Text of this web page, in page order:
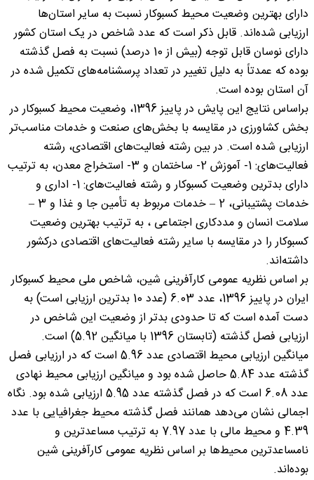
دارای بهترین وضعیت محیط کسب‏وکار نسبت به سایر استان‌ها
ارزیابی شده‌اند. قابل ذکر است که عدد شاخص در یک استان کشور
دارای نوسان قابل توجه (بیش از 10 درصد) نسبت به فصل گذشته
بوده که عمدتاً به دلیل تغییر در تعداد پرسشنامه‌های تکمیل شده در
آن استان‌ بوده است.
براساس نتایج این پایش در پاییز 1396، وضعیت محیط کسب‏وکار در
بخش کشاورزی در مقایسه با بخش‌های صنعت و خدمات مناسب‌تر
ارزیابی شده است. در بین رشته فعالیت‌های اقتصادی، رشته
فعالیت‌های: 1- آموزش 2- ساختمان و 3- استخراج معدن، به ترتیب
دارای بدترین وضعیت کسب‏وکار و رشته فعالیت‌های: 1- ادارى و
خدمات پشتیبانى، 2 – خدمات مربوط به تأمین جا و غذا و 3 –
سلامت انسان و مددکارى اجتماعى ، به ترتیب بهترین وضعیت
کسب‏وکار را در مقایسه با سایر رشته فعالیت‌های اقتصادی درکشور
داشته‌اند.
بر اساس نظریه عمومی کارآفرینی شین، شاخص ملی محیط کسب‏وکار
ایران در پاییز 1396، عدد 6.03 (عدد 10 بدترین ارزیابی است) به
دست آمده است که تا حدودی بدتر از وضعیت این شاخص در
ارزیابی فصل گذشته (تابستان 1396 با میانگین 5.92) است.
میانگین ارزیابی محیط اقتصادی عدد 5.96 است که در ارزیابی فصل
گذشته عدد 5.84 حاصل شده بود و میانگین ارزیابی محیط نهادی
عدد 6.08 است که در فصل گذشته عدد 5.95 ارزیابی شده بود. نگاه
اجمالی نشان می‌دهد همانند فصل گذشته محیط جغرافیایی با عدد
4.39 و محیط مالی با عدد 7.97 به ترتیب مساعدترین و
نامساعدترین محیط‌ها بر اساس نظریه عمومی کارآفرینی شین
بوده‌اند.